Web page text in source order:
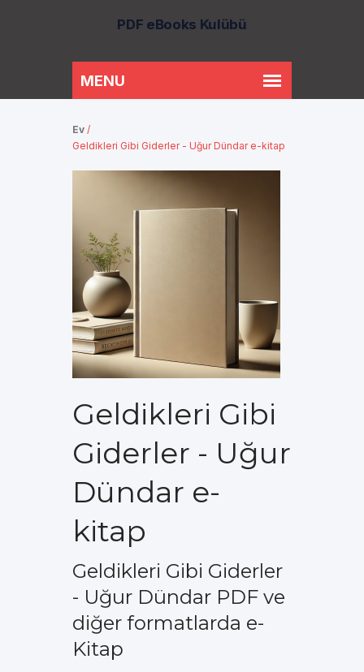
PDF eBooks Kulübü
Ev /
Geldikleri Gibi Giderler - Uğur Dündar e-kitap
Geldikleri Gibi
Giderler - Uğur
Dündar e-
kitap
Geldikleri Gibi Giderler
- Uğur Dündar PDF ve
diğer formatlarda e-
Kitap